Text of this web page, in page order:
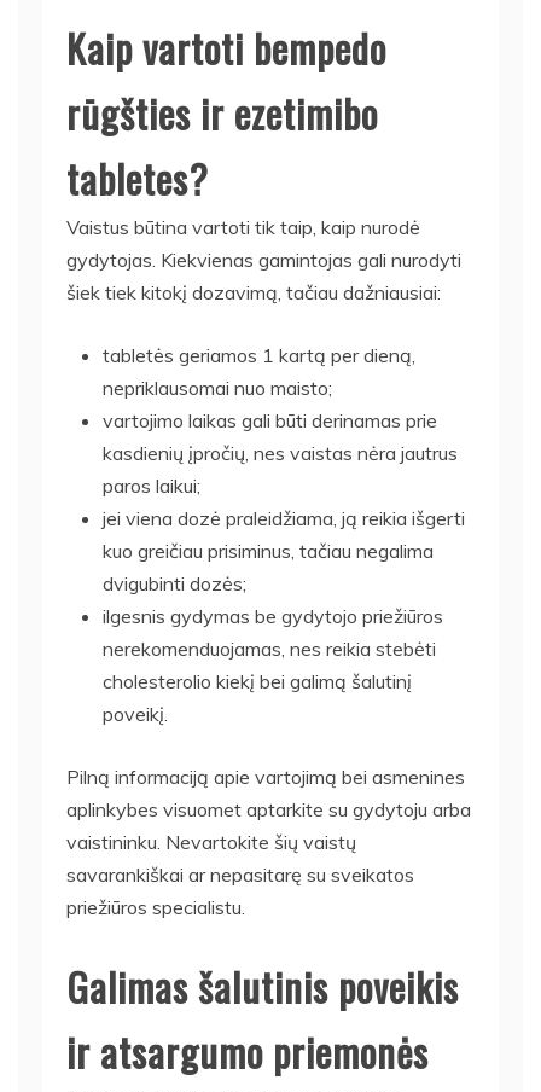
Kaip vartoti bempedo
rūgšties ir ezetimibo
tabletes?
Vaistus būtina vartoti tik taip, kaip nurodė
gydytojas. Kiekvienas gamintojas gali nurodyti
šiek tiek kitokį dozavimą, tačiau dažniausiai:
tabletės geriamos 1 kartą per dieną,
nepriklausomai nuo maisto;
vartojimo laikas gali būti derinamas prie
kasdienių įpročių, nes vaistas nėra jautrus
paros laikui;
jei viena dozė praleidžiama, ją reikia išgerti
kuo greičiau prisiminus, tačiau negalima
dvigubinti dozės;
ilgesnis gydymas be gydytojo priežiūros
nerekomenduojamas, nes reikia stebėti
cholesterolio kiekį bei galimą šalutinį
poveikį.
Pilną informaciją apie vartojimą bei asmenines
aplinkybes visuomet aptarkite su gydytoju arba
vaistininku. Nevartokite šių vaistų
savarankiškai ar nepasitarę su sveikatos
priežiūros specialistu.
Galimas šalutinis poveikis
ir atsargumo priemonės